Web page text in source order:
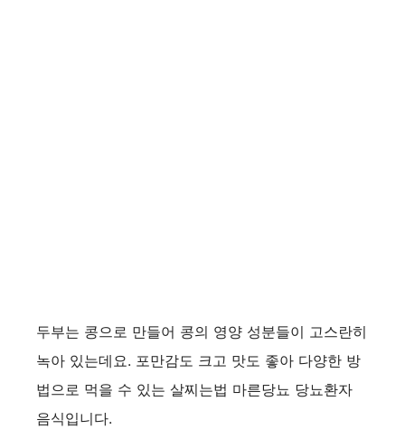
두부는 콩으로 만들어 콩의 영양 성분들이 고스란히
녹아 있는데요. 포만감도 크고 맛도 좋아 다양한 방
법으로 먹을 수 있는 살찌는법 마른당뇨 당뇨환자
음식입니다.